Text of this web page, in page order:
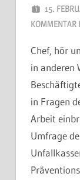
15.
KOMMENTAR
Chef, hör
in anderen
in Fragen
Arbeit
Umfrage